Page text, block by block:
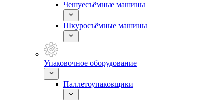
Чешуесъёмные машины
Шкуросъёмные машины
Упаковочное оборудование
Паллетоупаковщики